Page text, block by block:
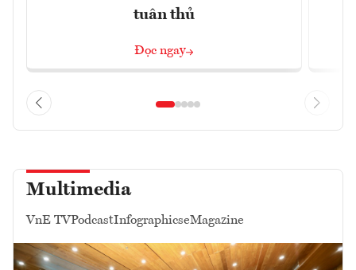
tuân thủ
Đọc ngay
Multimedia
VnE TVPodcastInfographicseMagazine